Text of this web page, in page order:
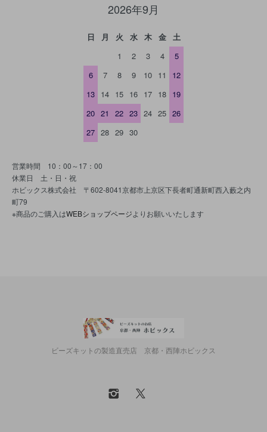
2026年9月
日 月 火 水 木 金
土
1
2 3 4
5
6
7 8 9 10 11
12
13 14 15 16 17 18 19
20 21 22 23 24 25 26
27 28 29 30
営業時間 10：00～17：00
休業日 土・日・祝
ホビックス株式会社 〒602-8041京都市上京区下長者町通新町西入藪之内
町79
※商品のご購入はWEBショップページよりお願いいたします
ビーズキットの製造直売店 京都・西陣ホビックス